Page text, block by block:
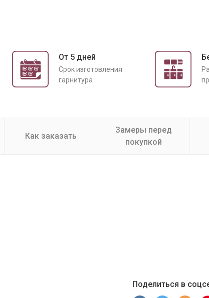
От 5 дней
Срок изготовления
гарнитура
Как заказать
Замеры перед
покупкой
Поделиться в